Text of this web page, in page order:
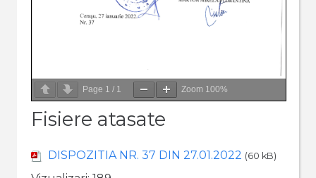
Page 1 / 1 Zoom 100%
Fisiere atasate
DISPOZITIA NR. 37 DIN 27.01.2022 (60 kB)